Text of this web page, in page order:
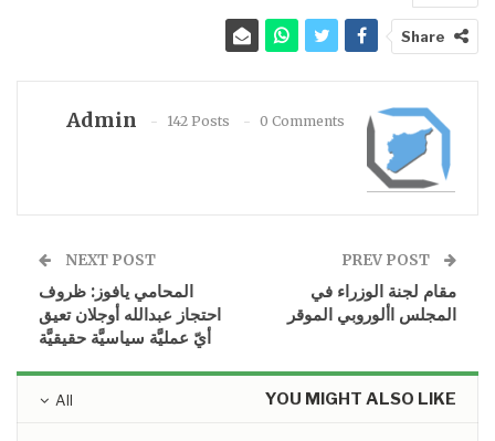
Share
Admin 142 Posts 0 Comments
مقام لجنة الوزراء في
المجلس األوروبي الموقر
NEXT POST
المحامي يافوز: ظروف
احتجاز عبدالله أوجلان تعيق
أيّ عمليَّة سياسيَّة حقيقيَّة
All YOU MIGHT ALSO LIKE